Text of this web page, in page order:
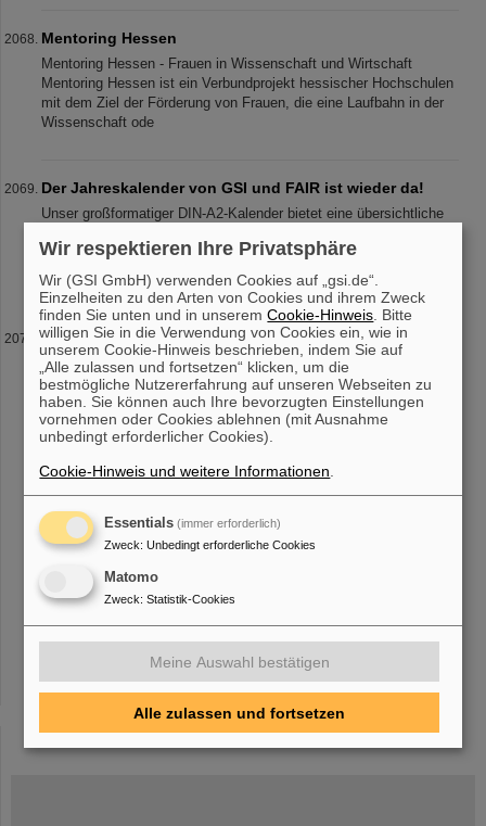
Mentoring Hessen
Mentoring Hessen - Frauen in Wissenschaft und Wirtschaft
Mentoring Hessen ist ein Verbundprojekt hessischer Hochschulen
mit dem Ziel der Förderung von Frauen, die eine Laufbahn in der
Wissenschaft ode
Der Jahreskalender von GSI und FAIR ist wieder da!
Unser großformatiger DIN-A2-Kalender bietet eine übersichtliche
Platz für persönliche Notizen. Mit attraktiven Bildern von GSI und
FAIR is
Dr. Andrea Fischer aus dem
Bundesforschungsministerium zur neuen GSI-
Aufsichtsratsvorsitzenden gewählt
Der GSI-Aufsichtsrat hat Dr. Andrea Fischer in seiner Sitzung am
13. November 2025 einstimmig zu seiner neuen Vorsitzenden
gewählt. Andrea Fischer ist Unterabteilungsleiterin „Großgeräte
und Grundlage
« .... 202 203 204 205 206
211 ....
youtubehelmholtz.socialfacebook
Wir respektieren Ihre Privatsphäre
Wir (GSI GmbH) verwenden Cookies auf „gsi.de“.
Einzelheiten zu den Arten von Cookies und ihrem Zweck
finden Sie unten und in unseremCookie-Hinweis . Bitte
willigen Sie in die Verwendung von Cookies ein, wie in
unserem Cookie-Hinweis beschrieben, indem Sie auf
„Alle zulassen und fortsetzen“ klicken, um die
bestmögliche Nutzererfahrung auf unseren Webseiten zu
haben. Sie können auch Ihre bevorzugten Einstellungen
vornehmen oder Cookies ablehnen (mit Ausnahme
unbedingt erforderlicher Cookies).
Cookie-Hinweis und weitere Informationen
Essentials (immer erforderlich)
Zweck: Unbedingt erforderliche Cookies
Matomo
Zweck: Statistik-Cookies
Meine Auswahl bestätigen
Alle zulassen und fortsetzen